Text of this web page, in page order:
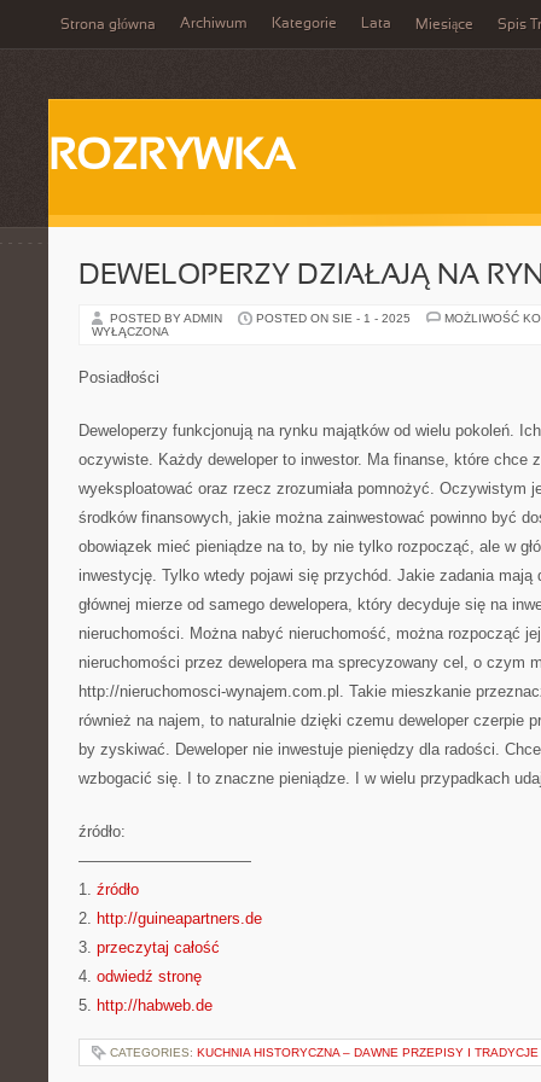
Strona główna Archiwum Kategorie Lata Miesiące Spis
ROZRYWKA
DEWELOPERZY DZIAŁAJĄ NA
POSTED BY ADMIN POSTED ON SIE - 1 - 2025
MOŻLIWOŚĆ
WYŁĄCZONA
Posiadłości
Deweloperzy funkcjonują na rynku majątków od wielu pokoleń.
oczywiste. Każdy deweloper to inwestor. Ma finanse, które chce
wyeksploatować oraz rzecz zrozumiała pomnożyć. Oczywistym
środków finansowych, jakie można zainwestować powinno być
obowiązek mieć pieniądze na to, by nie tylko rozpocząć, ale w
inwestycję. Tylko wtedy pojawi się przychód. Jakie zadania mają
głównej mierze od samego dewelopera, który decyduje się na
nieruchomości. Można nabyć nieruchomość, można rozpocząć
nieruchomości przez dewelopera ma sprecyzowany cel, o czym
http://nieruchomosci-wynajem.com.pl. Takie mieszkanie
również na najem, to naturalnie dzięki czemu deweloper czerpie
by zyskiwać. Deweloper nie inwestuje pieniędzy dla radości.
wzbogacić się. I to znaczne pieniądze. I w wielu przypadkach
źródło:
———————————
1. źródło
2. http://guineapartners.de
3. przeczytaj całość
4. odwiedź stronę
5. http://habweb.de
CATEGORIES: KUCHNIA HISTORYCZNA – DAWNE PRZEPISY I TRADYCJE